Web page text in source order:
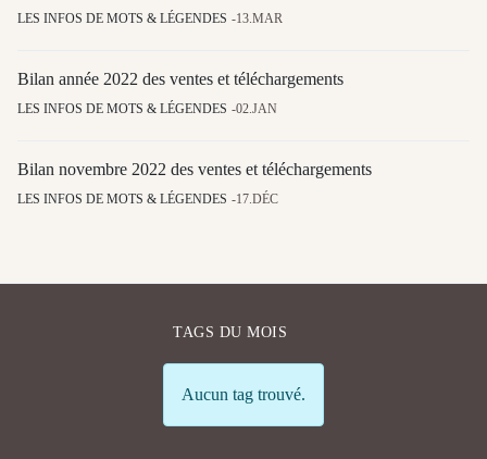
LES INFOS DE MOTS & LÉGENDES 13.MAR
Bilan année 2022 des ventes et téléchargements
LES INFOS DE MOTS & LÉGENDES 02.JAN
Bilan novembre 2022 des ventes et téléchargements
LES INFOS DE MOTS & LÉGENDES 17.DÉC
TAGS DU MOIS
Info
Aucun tag trouvé.